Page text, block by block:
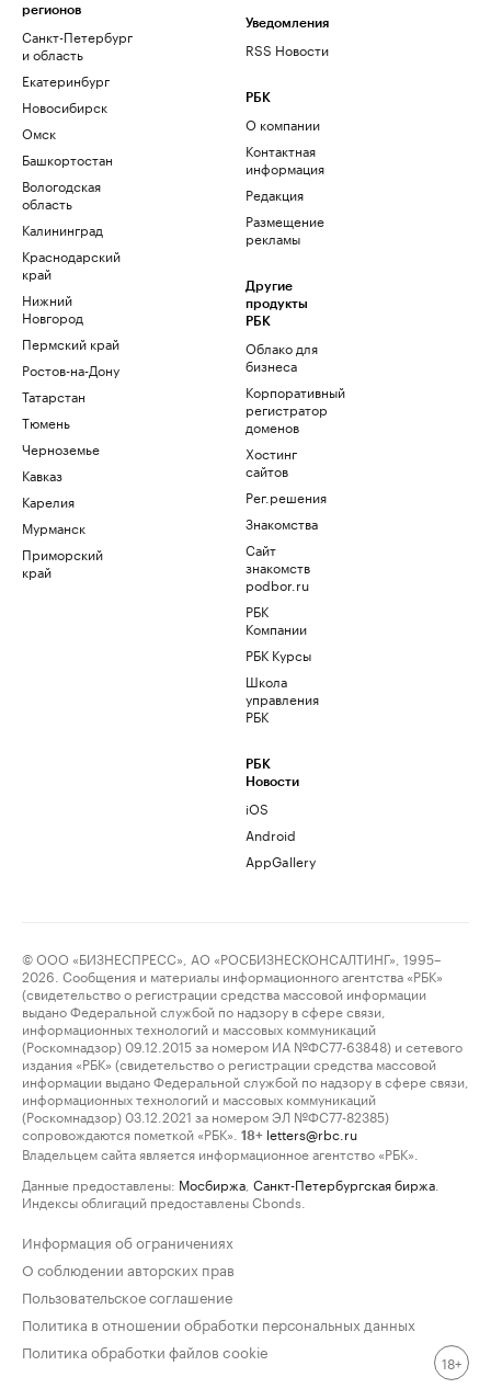
регионов
Санкт-Петербург
и область
Екатеринбург
Новосибирск
Омск
Башкортостан
Вологодская
область
Калининград
Краснодарский
край
Нижний
Новгород
Пермский край
Ростов-на-Дону
Татарстан
Тюмень
Черноземье
Кавказ
Карелия
Мурманск
Приморский
край
Уведомления
RSS Новости
РБК
О компании
Контактная
информация
Редакция
Размещение
рекламы
Другие
продукты
РБК
Облако для
бизнеса
Корпоративный
регистратор
доменов
Хостинг
сайтов
Рег.решения
Знакомства
Сайт
знакомств
podbor.ru
РБК
Компании
РБК Курсы
Школа
управления
РБК
РБК
Новости
iOS
Android
AppGallery
© ООО «БИЗНЕСПРЕСС», АО «РОСБИЗНЕСКОНСАЛТИНГ», 1995–
2026. Сообщения и материалы информационного агентства «РБК»
(свидетельство о регистрации средства массовой информации
выдано Федеральной службой по надзору в сфере связи,
информационных технологий и массовых коммуникаций
(Роскомнадзор) 09.12.2015 за номером ИА №ФС77-63848) и сетевого
издания «РБК» (свидетельство о регистрации средства массовой
информации выдано Федеральной службой по надзору в сфере связи,
информационных технологий и массовых коммуникаций
(Роскомнадзор) 03.12.2021 за номером ЭЛ №ФС77-82385)
сопровождаются пометкой «РБК».
18+ letters@rbc.ru
Владельцем сайта является информационное агентство «РБК».
Данные предоставлены: Мосбиржа Санкт-Петербургская биржа
Индексы облигаций предоставлены Cbonds.
Информация об ограничениях
О соблюдении авторских прав
Пользовательское соглашение
Политика в отношении обработки персональных данных
Политика обработки файлов cookie
18+